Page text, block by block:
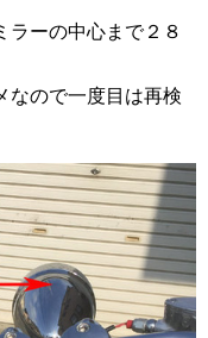
ラーの中心まで２８
なので一度目は再検